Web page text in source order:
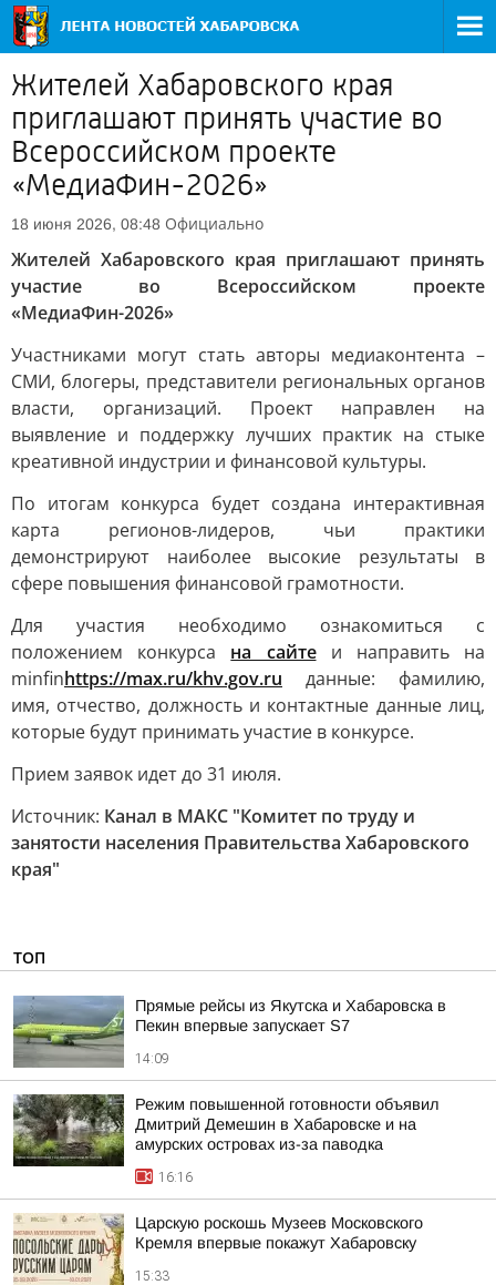
Жителей Хабаровского края
приглашают принять участие во
Всероссийском проекте
«МедиаФин-2026»
18 июня 2026, 08:48 Официально
Жителей Хабаровского края приглашают принять
участие во Всероссийском проекте
«МедиаФин-2026»
Участниками могут стать авторы медиаконтента –
СМИ, блогеры, представители региональных органов
власти, организаций. Проект направлен на
выявление и поддержку лучших практик на стыке
креативной индустрии и финансовой культуры.
По итогам конкурса будет создана интерактивная
карта регионов-лидеров, чьи практики
демонстрируют наиболее высокие результаты в
сфере повышения финансовой грамотности.
Для участия необходимо ознакомиться с
положением конкурса на сайтеи направить на
minfinhttps://max.ru/khv.gov.ru данные: фамилию,
имя, отчество, должность и контактные данные лиц,
которые будут принимать участие в конкурсе.
Прием заявок идет до 31 июля.
Источник: Канал в МАКС "Комитет по труду и
занятости населения Правительства Хабаровского
края"
ТОП
Прямые рейсы из Якутска и Хабаровска в
Пекин впервые запускает S7
14:09
Режим повышенной готовности объявил
Дмитрий Демешин в Хабаровске и на
амурских островах из-за паводка
16:16
Царскую роскошь Музеев Московского
Кремля впервые покажут Хабаровску
15:33